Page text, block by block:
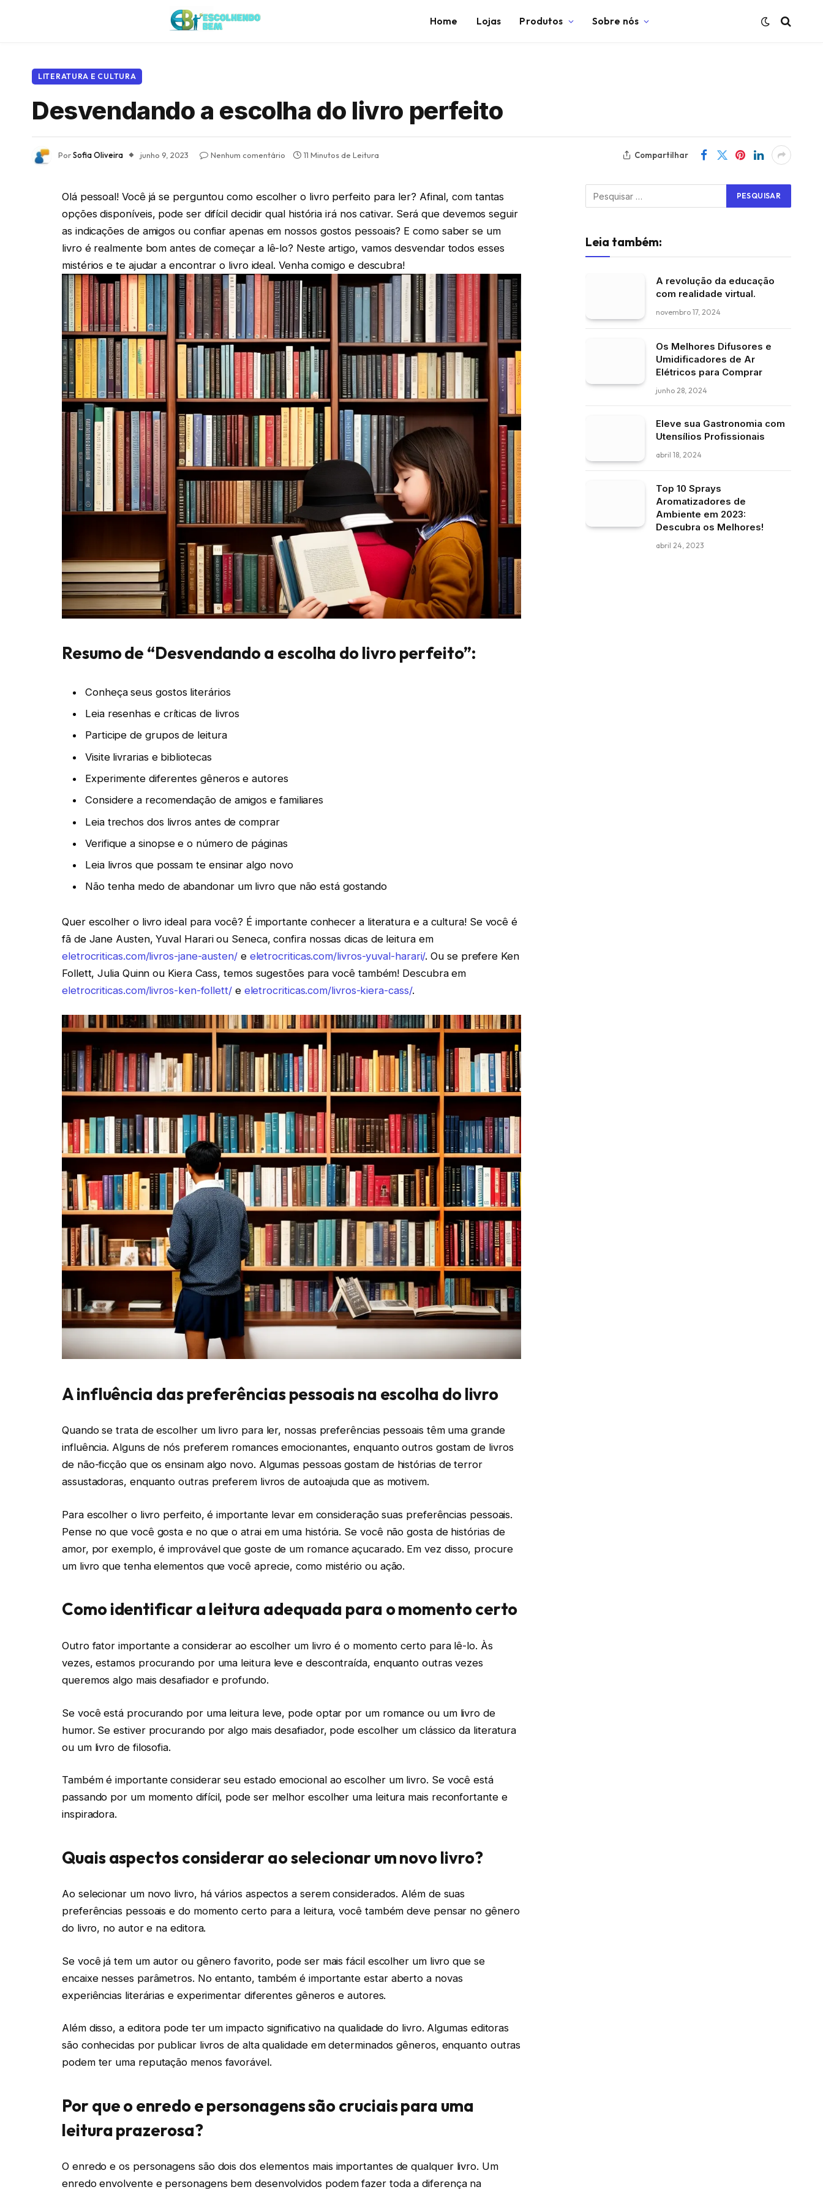
Home Lojas Produtos Sobre nós
LITERATURA E CULTURA
Desvendando a escolha do livro perfeito
PorSofia Oliveira junho 9, 2023 Nenhum comentário 11 Minutos de Leitura Compartilhar
Olá pessoal! Você já se perguntou como escolher o livro perfeito para ler? Afinal, com tantas
opções disponíveis, pode ser difícil decidir qual história irá nos cativar. Será que devemos seguir
as indicações de amigos ou confiar apenas em nossos gostos pessoais? E como saber se um
livro é realmente bom antes de começar a lê-lo? Neste artigo, vamos desvendar todos esses
mistérios e te ajudar a encontrar o livro ideal. Venha comigo e descubra!
Resumo de “Desvendando a escolha do livro perfeito”:
Conheça seus gostos literários
Leia resenhas e críticas de livros
Participe de grupos de leitura
Visite livrarias e bibliotecas
Experimente diferentes gêneros e autores
Considere a recomendação de amigos e familiares
Leia trechos dos livros antes de comprar
Verifique a sinopse e o número de páginas
Leia livros que possam te ensinar algo novo
Não tenha medo de abandonar um livro que não está gostando
Quer escolher o livro ideal para você? É importante conhecer a literatura e a cultura! Se você é
fã de Jane Austen, Yuval Harari ou Seneca, confira nossas dicas de leitura em
eletrocriticas.com/livros-jane-austen/e eletrocriticas.com/livros-yuval-harari/. Ou se prefere Ken
Follett, Julia Quinn ou Kiera Cass, temos sugestões para você também! Descubra em
eletrocriticas.com/livros-ken-follett/e eletrocriticas.com/livros-kiera-cass/.
A influência das preferências pessoais na escolha do livro
Quando se trata de escolher um livro para ler, nossas preferências pessoais têm uma grande
influência. Alguns de nós preferem romances emocionantes, enquanto outros gostam de livros
de não-ficção que os ensinam algo novo. Algumas pessoas gostam de histórias de terror
assustadoras, enquanto outras preferem livros de autoajuda que as motivem.
Para escolher o livro perfeito, é importante levar em consideração suas preferências pessoais.
Pense no que você gosta e no que o atrai em uma história. Se você não gosta de histórias de
amor, por exemplo, é improvável que goste de um romance açucarado. Em vez disso, procure
um livro que tenha elementos que você aprecie, como mistério ou ação.
Como identificar a leitura adequada para o momento certo
Outro fator importante a considerar ao escolher um livro é o momento certo para lê-lo. Às
vezes, estamos procurando por uma leitura leve e descontraída, enquanto outras vezes
queremos algo mais desafiador e profundo.
Se você está procurando por uma leitura leve, pode optar por um romance ou um livro de
humor. Se estiver procurando por algo mais desafiador, pode escolher um clássico da literatura
ou um livro de filosofia.
Também é importante considerar seu estado emocional ao escolher um livro. Se você está
passando por um momento difícil, pode ser melhor escolher uma leitura mais reconfortante e
inspiradora.
Quais aspectos considerar ao selecionar um novo livro?
Ao selecionar um novo livro, há vários aspectos a serem considerados. Além de suas
preferências pessoais e do momento certo para a leitura, você também deve pensar no gênero
do livro, no autor e na editora.
Se você já tem um autor ou gênero favorito, pode ser mais fácil escolher um livro que se
encaixe nesses parâmetros. No entanto, também é importante estar aberto a novas
experiências literárias e experimentar diferentes gêneros e autores.
Além disso, a editora pode ter um impacto significativo na qualidade do livro. Algumas editoras
são conhecidas por publicar livros de alta qualidade em determinados gêneros, enquanto outras
podem ter uma reputação menos favorável.
Por que o enredo e personagens são cruciais para uma
leitura prazerosa?
O enredo e os personagens são dois dos elementos mais importantes de qualquer livro. Um
enredo envolvente e personagens bem desenvolvidos podem fazer toda a diferença na
Leia também:
A revolução da educação
com realidade virtual.
novembro 17, 2024
Os Melhores Difusores e
Umidificadores de Ar
Elétricos para Comprar
junho 28, 2024
Eleve sua Gastronomia com
Utensílios Profissionais
abril 18, 2024
Top 10 Sprays
Aromatizadores de
Ambiente em 2023:
Descubra os Melhores!
abril 24, 2023